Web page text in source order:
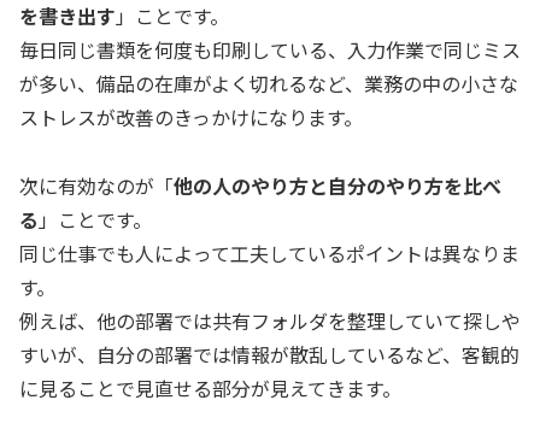
を書き出す 」ことです。
毎日同じ書類を何度も印刷している、入力作業で同じミス
が多い、備品の在庫がよく切れるなど、業務の中の小さな
ストレスが改善のきっかけになります。
次に有効なのが「他の人のやり方と自分のやり方を比べ
る 」ことです。
同じ仕事でも人によって工夫しているポイントは異なりま
す。
例えば、他の部署では共有フォルダを整理していて探しや
すいが、自分の部署では情報が散乱しているなど、客観的
に見ることで見直せる部分が見えてきます。